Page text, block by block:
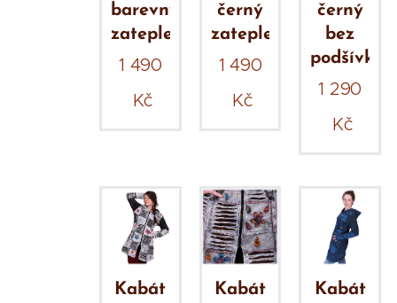
barevný
zateplený
1 490
Kč
černý
zateplený
1 490
Kč
černý
bez
podšívky
1 290
Kč
Kabát
Kabát
Kabát